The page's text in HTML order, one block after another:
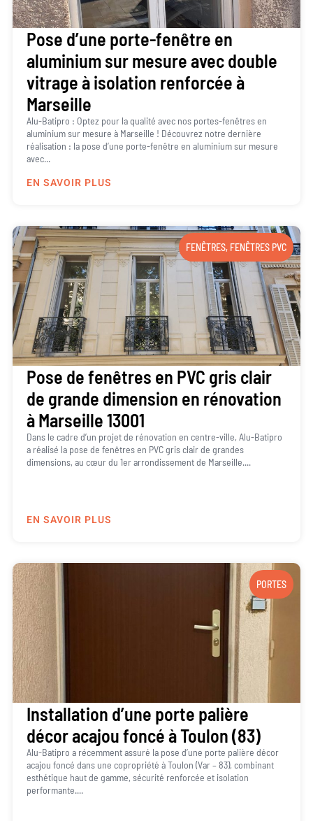
Pose d’une porte-fenêtre en
aluminium sur mesure avec double
vitrage à isolation renforcée à
Marseille
Alu-Batipro : Optez pour la qualité avec nos portes-fenêtres en
aluminium sur mesure à Marseille ! Découvrez notre dernière
réalisation : la pose d’une porte-fenêtre en aluminium sur mesure
avec...
EN SAVOIR PLUS
FENÊTRES, FENÊTRES PVC
Pose de fenêtres en PVC gris clair
de grande dimension en rénovation
à Marseille 13001
Dans le cadre d’un projet de rénovation en centre-ville, Alu-Batipro
a réalisé la pose de fenêtres en PVC gris clair de grandes
dimensions, au cœur du 1er arrondissement de Marseille....
EN SAVOIR PLUS
PORTES
Installation d’une porte palière
décor acajou foncé à Toulon (83)
Alu-Batipro a récemment assuré la pose d’une porte palière décor
acajou foncé dans une copropriété à Toulon (Var – 83), combinant
esthétique haut de gamme, sécurité renforcée et isolation
performante....